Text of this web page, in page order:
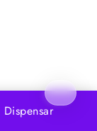
Dispensar